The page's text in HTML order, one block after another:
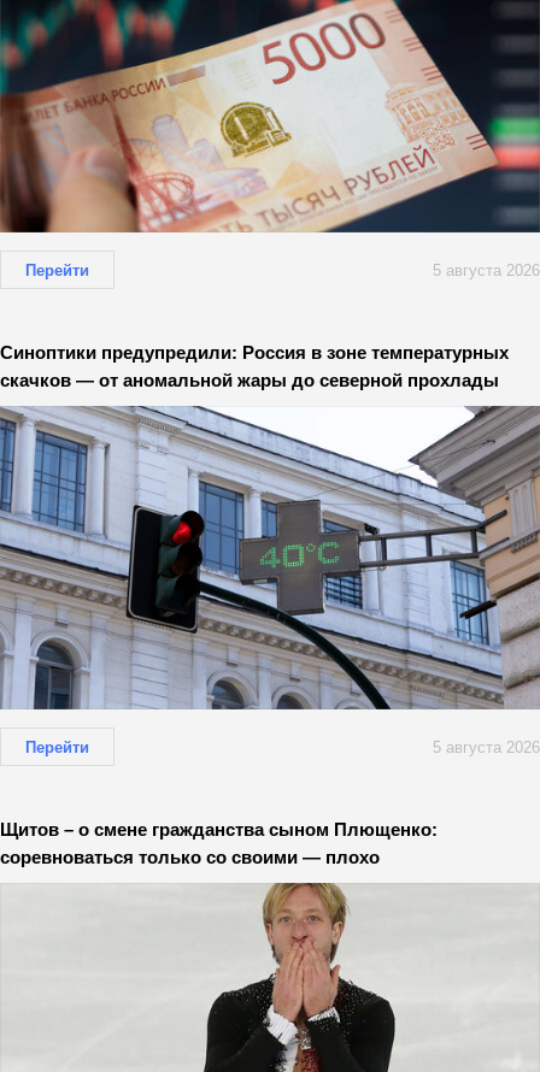
Перейти 5 августа 2026
Синоптики предупредили: Россия в зоне температурных
скачков — от аномальной жары до северной прохлады
Перейти 5 августа 2026
Щитов – о смене гражданства сыном Плющенко:
соревноваться только со своими — плохо